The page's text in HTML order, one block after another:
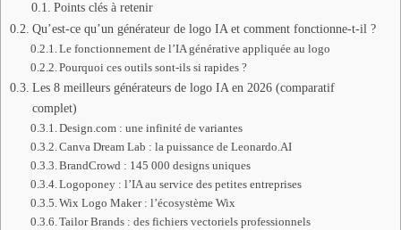
Points clés à retenir
Qu’est-ce qu’un générateur de logo IA et comment fonctionne-t-il ?
Le fonctionnement de l’IA générative appliquée au logo
Pourquoi ces outils sont-ils si rapides ?
Les 8 meilleurs générateurs de logo IA en 2026 (comparatif
complet)
Design.com : une infinité de variantes
Canva Dream Lab : la puissance de Leonardo.AI
BrandCrowd : 145 000 designs uniques
Logoponey : l’IA au service des petites entreprises
Wix Logo Maker : l’écosystème Wix
Tailor Brands : des fichiers vectoriels professionnels